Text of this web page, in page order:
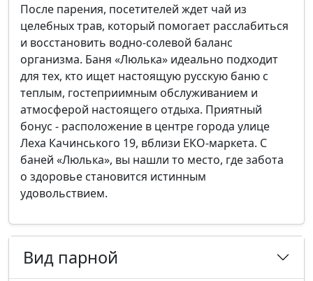
После парения, посетителей ждет чай из
целебных трав, который помогает расслабиться
и восстановить водно-солевой баланс
организма. Баня «Люлька» идеально подходит
для тех, кто ищет настоящую русскую баню с
теплым, гостеприимным обслуживанием и
атмосферой настоящего отдыха. Приятный
бонус - расположение в центре города улице
Леха Качинського 19, вблизи ЕКО-маркета. С
баней «Люлька», вы нашли то место, где забота
о здоровье становится истинным
удовольствием.
Вид парной